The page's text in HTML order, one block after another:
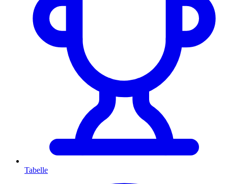
Tabelle